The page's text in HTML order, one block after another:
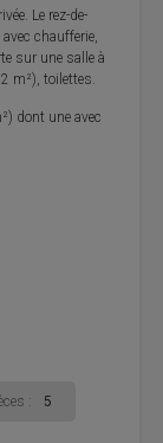
Le rez-de-
chaufferie,
sur une salle à
m²), toilettes.
dont une avec
: 5